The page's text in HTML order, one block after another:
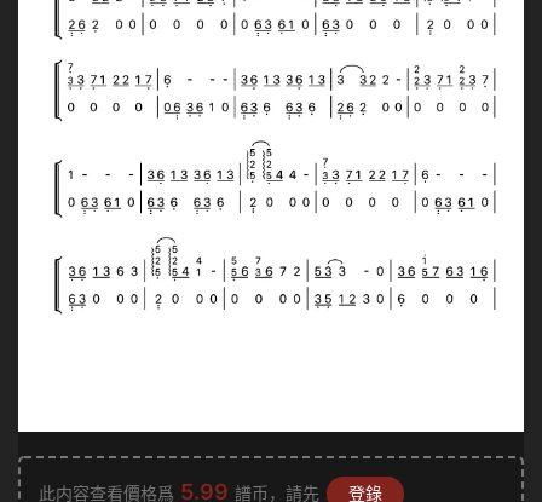
此内容查看價格爲 5.99 譜币，請先 登錄